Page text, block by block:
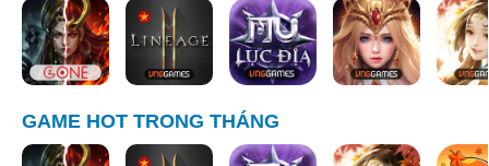
GAME HOT TRONG THÁNG